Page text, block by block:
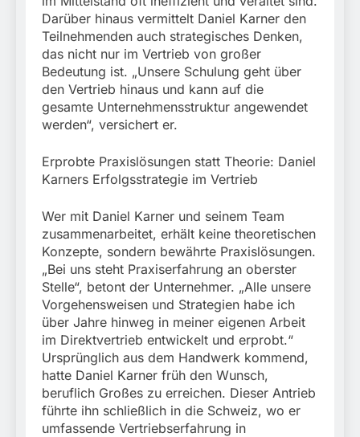
Darüber hinaus vermittelt Daniel Karner den
Teilnehmenden auch strategisches Denken,
das nicht nur im Vertrieb von großer
Bedeutung ist. „Unsere Schulung geht über
den Vertrieb hinaus und kann auf die
gesamte Unternehmensstruktur angewendet
werden“, versichert er.
Erprobte Praxislösungen statt Theorie: Daniel
Karners Erfolgsstrategie im Vertrieb
Wer mit Daniel Karner und seinem Team
zusammenarbeitet, erhält keine theoretischen
Konzepte, sondern bewährte Praxislösungen.
„Bei uns steht Praxiserfahrung an oberster
Stelle“, betont der Unternehmer. „Alle unsere
Vorgehensweisen und Strategien habe ich
über Jahre hinweg in meiner eigenen Arbeit
im Direktvertrieb entwickelt und erprobt.“
Ursprünglich aus dem Handwerk kommend,
hatte Daniel Karner früh den Wunsch,
beruflich Großes zu erreichen. Dieser Antrieb
führte ihn schließlich in die Schweiz, wo er
umfassende Vertriebserfahrung in